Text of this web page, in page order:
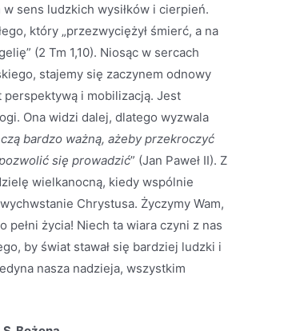
sens ludzkich wysiłków i cierpień.
który „przezwyciężył śmierć, a na
(2 Tm 1,10). Niosąc w sercach
stajemy się zaczynem odnowy
i mobilizacją. Jest
Ona widzi dalej, dlatego wyzwala
bardzo ważną, ażeby przekroczyć
się prowadzić” (Jan Paweł II). Z
wielkanocną, kiedy wspólnie
Chrystusa. Życzymy Wam,
pełni życia! Niech ta wiara czyni z nas
by świat stawał się bardziej ludzki i
nasza nadzieja, wszystkim